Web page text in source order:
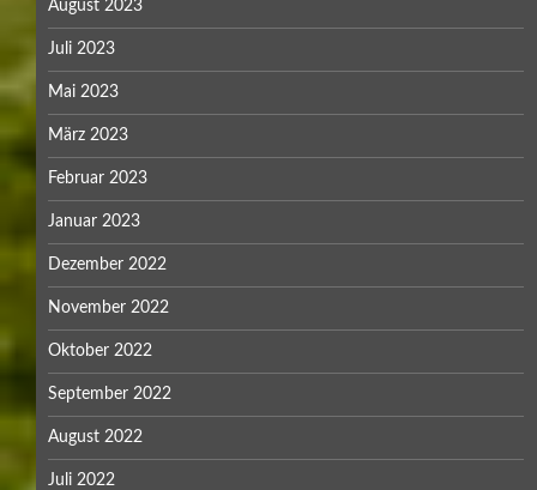
August 2023
Juli 2023
Mai 2023
März 2023
Februar 2023
Januar 2023
Dezember 2022
November 2022
Oktober 2022
September 2022
August 2022
Juli 2022